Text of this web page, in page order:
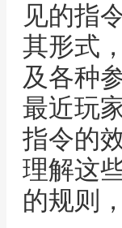
见的指
其形式
及各种
最近玩
指令的
理解这
的规则